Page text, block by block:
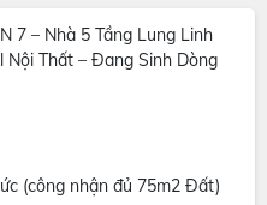
7 – Nhà 5 Tầng Lung Linh
Nội Thất – Đang Sinh Dòng
(công nhận đủ 75m2 Đất)